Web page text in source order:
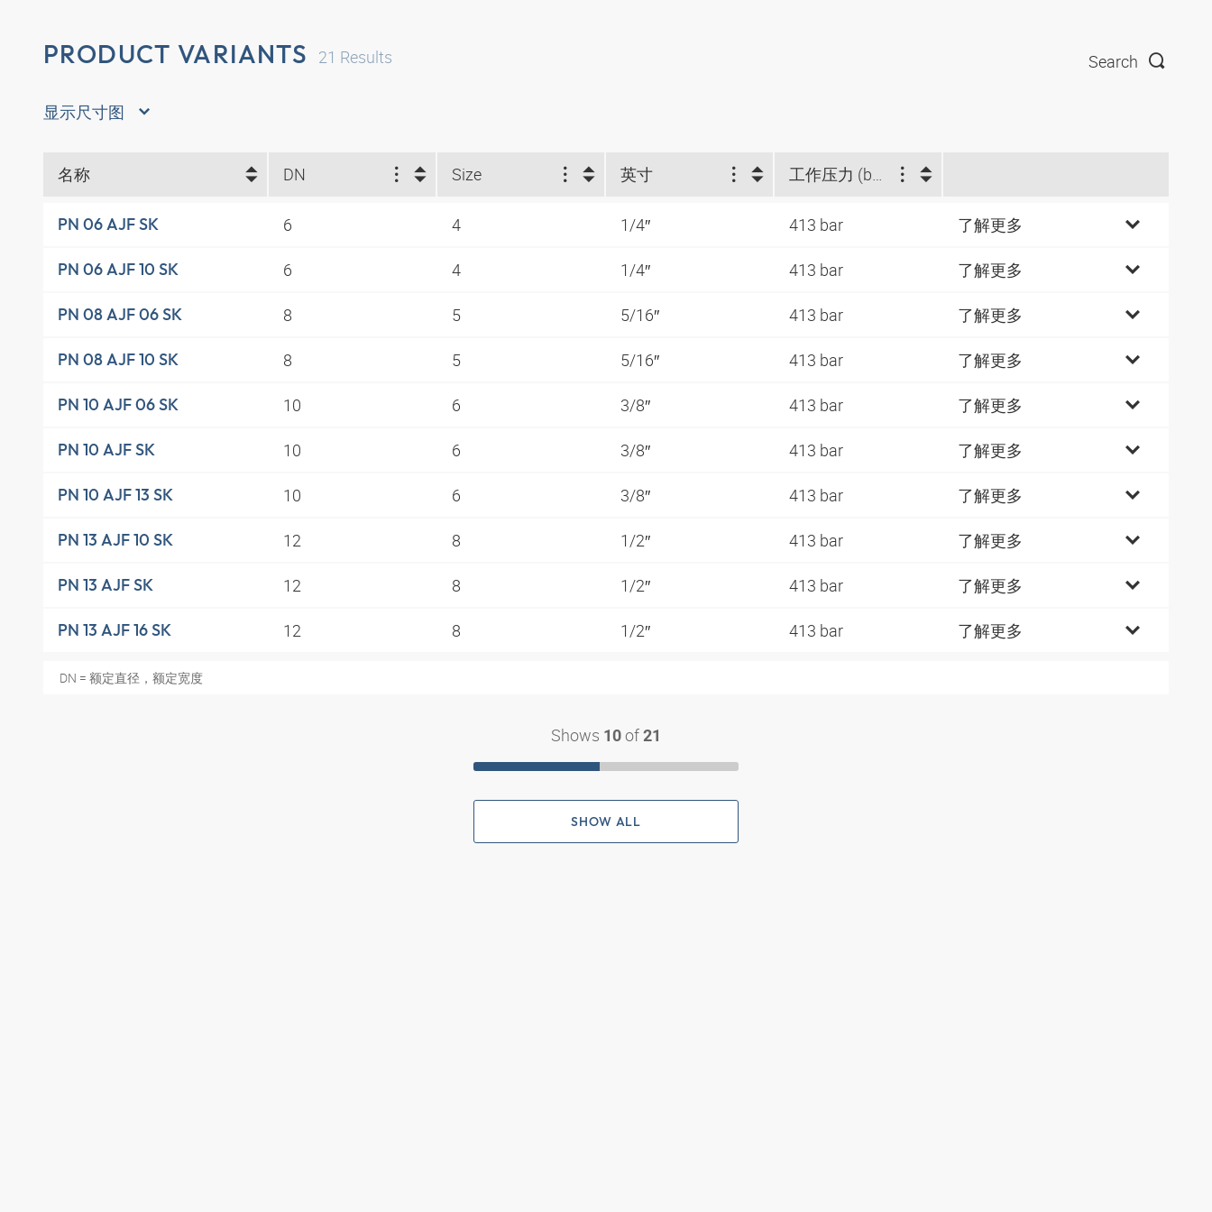
PRODUCT VARIANTS 21 Results Search
显示尺寸图
名称 DN Size 英寸 工作压力 (bar)
PN 06 AJF SK 6 4 1/4″ 413 bar 了解更多
PN 06 AJF 10 SK 6 4 1/4″ 413 bar 了解更多
PN 08 AJF 06 SK 8 5 5/16″ 413 bar 了解更多
PN 08 AJF 10 SK 8 5 5/16″ 413 bar 了解更多
PN 10 AJF 06 SK 10 6 3/8″ 413 bar 了解更多
PN 10 AJF SK 10 6 3/8″ 413 bar 了解更多
PN 10 AJF 13 SK 10 6 3/8″ 413 bar 了解更多
PN 13 AJF 10 SK 12 8 1/2″ 413 bar 了解更多
PN 13 AJF SK 12 8 1/2″ 413 bar 了解更多
PN 13 AJF 16 SK 12 8 1/2″ 413 bar 了解更多
DN = 额定直径，额定宽度
Shows 10 of 21
SHOW ALL